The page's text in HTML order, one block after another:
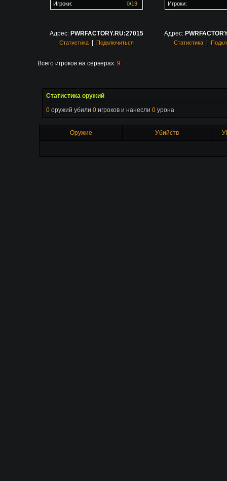
0/19
Игроки:
Игроки:
Адрес: PWRFACTORY.RU:27015
Статистика| Подключиться
Адрес:
Статистика|
Всего игроков на серверах: 9
Статистика оружий
0 оружий убили 0 игроков и нанесли 0 урона
Оружие Убийств